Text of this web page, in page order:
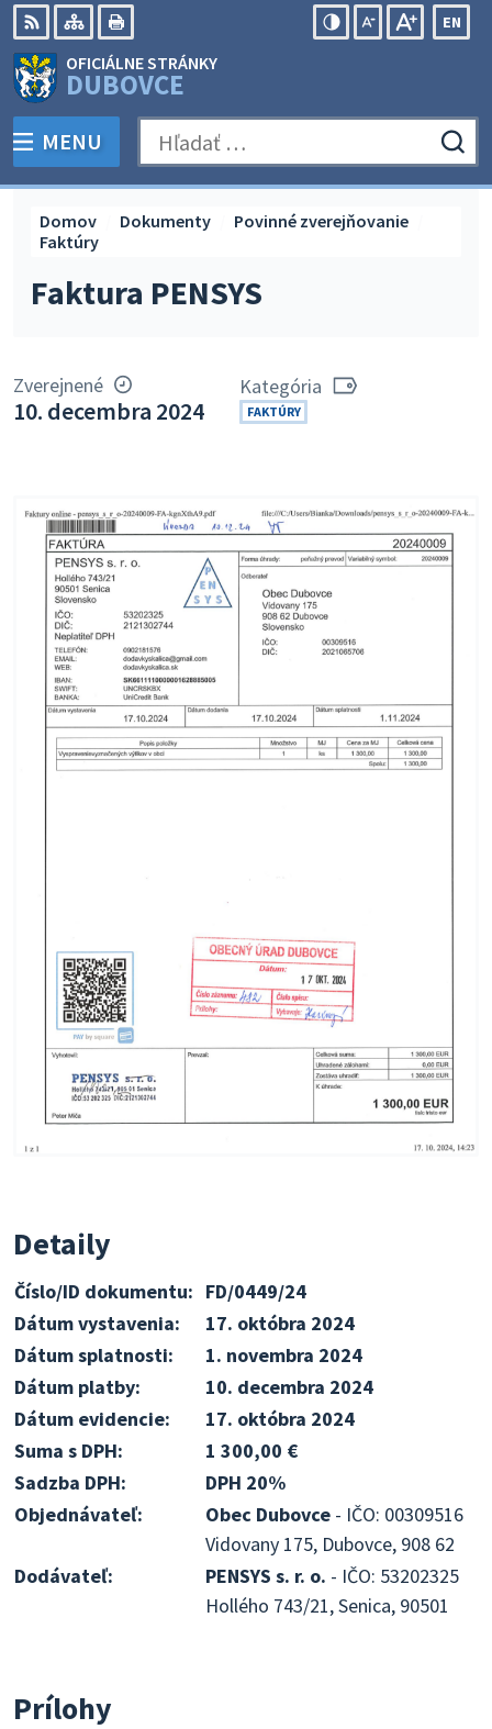
Preskočiť
na
obsah
RSS Mapa
EN
OFICIÁLNE STRÁNKY
DUBOVCE
PREPNÚŤ
MENU Hľadať:
Faktura PENSYS
Domov Dokumenty
Povinné zverejňovanie
Faktúry
Zverejnené
10. decembra 2024
Kategória
FAKTÚRY
Detaily
Číslo/ID dokumentu: FD/0449/24
Dátum vystavenia:
17. októbra 2024
Dátum splatnosti:
1. novembra 2024
Dátum platby:
10. decembra 2024
Dátum evidencie:
17. októbra 2024
Suma s DPH:
1 300,00 €
Sadzba DPH:
DPH 20%
Objednávateľ:
Obec Dubovce - IČO: 00309516
Vidovany 175, Dubovce, 908 62
Dodávateľ:
PENSYS s. r. o. - IČO: 53202325
Hollého 743/21, Senica, 90501
Prílohy